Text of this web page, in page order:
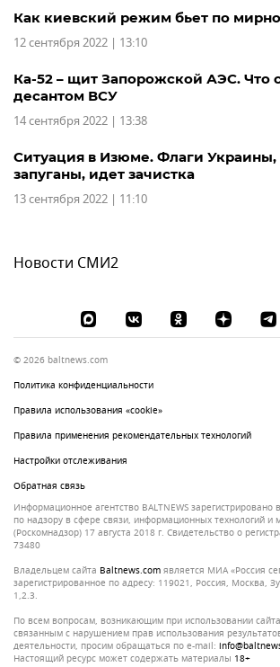
Как киевский режим бьет по
12 сентября 2022 | 13:10
Ка-52 – щит Запорожской АЭС. Что
десантом ВСУ
14 сентября 2022 | 13:38
Ситуация в Изюме. Флаги
запуганы, идет зачистка
13 сентября 2022 | 11:10
Новости СМИ2
© 2026 baltnews.com
Политика конфиденциальности
Правила использования «cookie»
Правила применения рекомендательных технологий
Настройки отслеживания
Обратная связь
Информационное агентство BALTNEWS
по надзору в сфере связи, информационных технологий и
(Роскомнадзор) 17 августа 2018 г. Свидетельство о
73480
Владельцем сайта
baltnews.com является МИА «Россия
зарегистрированное по адресу: 119021, Россия, Москва,
1,2.3.
По всем вопросам, возникающим при использовании
связанным с нарушением прав использования
деятельности, просим обращаться по e-mail:
Настоящий ресурс может содержать материалы 18+